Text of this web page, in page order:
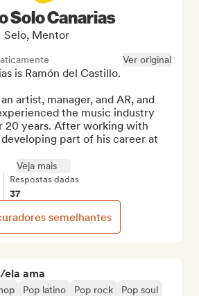
ela ama
Pop latino Pop rock
Pop soul
Solo Canarias
Selo, Mentor
Ver original
is Ramón del Castillo.
artist, manager, and AR, and
the music industry
20 years. After working with
part of his career at
Veja mais
Respostas dadas
37
semelhantes